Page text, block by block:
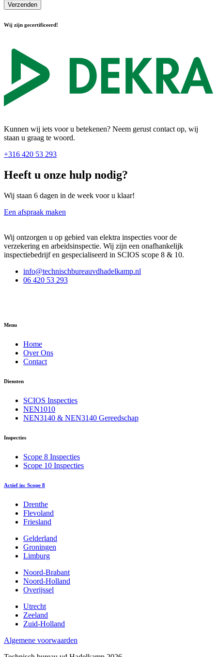
Verzenden
Wij zijn gecertificeerd!
Kunnen wij iets voor u betekenen? Neem gerust contact op, wij
staan u graag te woord.
+316 420 53 293
Heeft u onze hulp nodig?
Wij staan 6 dagen in de week voor u klaar!
Een afspraak maken
Wij ontzorgen u op gebied van elektra inspecties voor de
verzekering en arbeidsinspectie. Wij zijn een onafhankelijk
inspectiebedrijf en gespecialiseerd in SCIOS scope 8 & 10.
info@technischbureauvdhadelkamp.nl
06 420 53 293
Menu
Home
Over Ons
Contact
Diensten
SCIOS Inspecties
NEN1010
NEN3140 & NEN3140 Gereedschap
Inspecties
Scope 8 Inspecties
Scope 10 Inspecties
Actief in: Scope 8
Drenthe
Flevoland
Friesland
Gelderland
Groningen
Limburg
Noord-Brabant
Noord-Holland
Overijssel
Utrecht
Zeeland
Zuid-Holland
Algemene voorwaarden